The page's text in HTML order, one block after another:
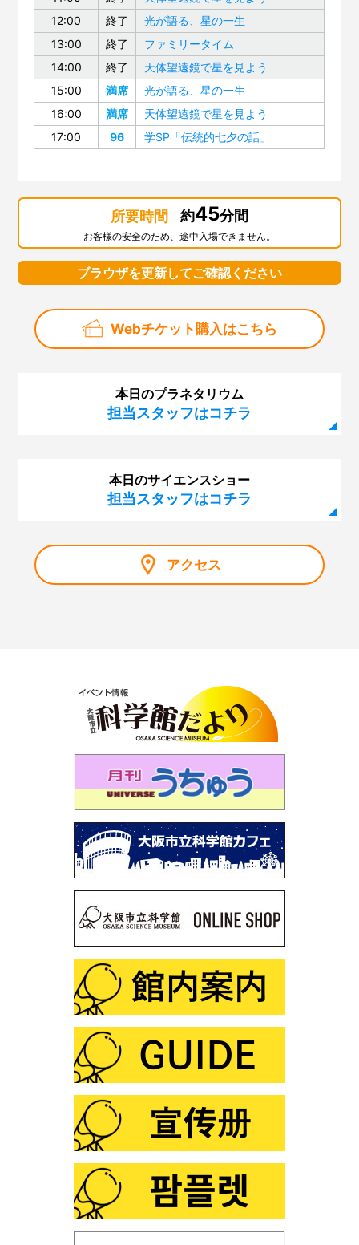
12:00
終了
光が語る、星の一生
13:00
終了
ファミリータイム
14:00
終了
天体望遠鏡で星を見よう
15:00
満席
光が語る、星の一生
16:00
満席
天体望遠鏡で星を見よう
17:00
96 学SP「伝統的七夕の話」
所要時間 約45分間
お客様の安全のため、途中入場できません。
ブラウザを更新してご確認ください
Webチケット購入はこちら
本日のプラネタリウム
担当スタッフはコチラ
本日のサイエンスショー
担当スタッフはコチラ
アクセス